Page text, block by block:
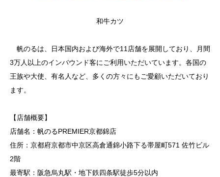
和牛カツ
帆のるは、日本国内および海外で11店舗を展開しており、月間
3万人以上のインバウンド客にご利用いただいています。各国の
王族や大使、有名人など、多くの方々にもご愛顧いただいており
ます。
【店舗概要】
店舗名：帆のるPREMIER京都錦店
住所：京都府京都市中京区高倉通錦小路下る帯屋町571 佐竹ビル
2階
最寄駅：阪急烏丸駅・地下鉄四条駅徒歩5分以内